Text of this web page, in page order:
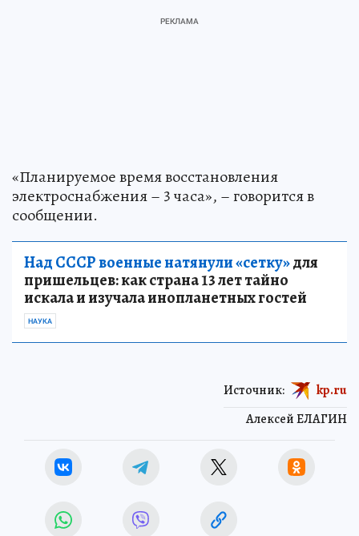
«Планируемое время восстановления
электроснабжения – 3 часа», – говорится в
сообщении.
Над СССР военные натянули «сетку»для
пришельцев: как страна 13 лет тайно
искала и изучала инопланетных гостей
НАУКА
Алексей ЕЛАГИН
Источник: kp.ru